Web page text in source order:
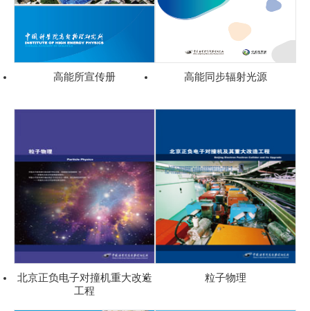
高能所宣传册 高能同步辐射光源
北京正负电子对撞机重大改造
工程
粒子物理